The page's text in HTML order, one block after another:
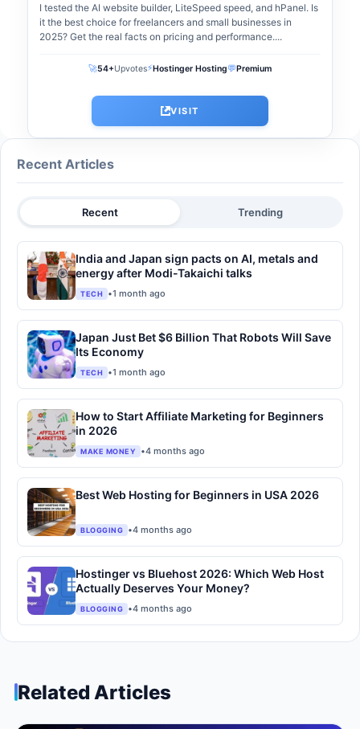
I tested the AI website builder, LiteSpeed speed, and hPanel. Is
it the best choice for freelancers and small businesses in
2025? Get the real facts on pricing and performance....
🚀54+Upvotes⚡Hostinger Hosting💬Premium
VISIT
Recent Articles
Recent Trending
India and Japan sign pacts on AI, metals and
energy after Modi-Takaichi talks
TECH •1 month ago
Japan Just Bet $6 Billion That Robots Will Save
Its Economy
TECH •1 month ago
How to Start Affiliate Marketing for Beginners
in 2026
MAKE MONEY •4 months ago
Best Web Hosting for Beginners in USA 2026
BLOGGING •4 months ago
Hostinger vs Bluehost 2026: Which Web Host
Actually Deserves Your Money?
BLOGGING •4 months ago
Related Articles